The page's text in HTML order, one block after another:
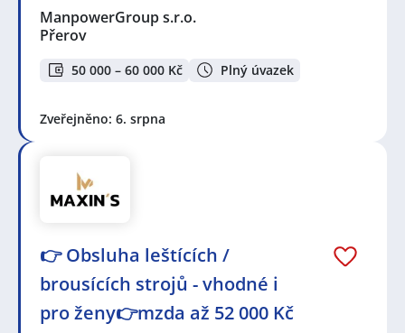
ManpowerGroup s.r.o.
Přerov
50 000 – 60 000 Kč Plný úvazek
Zveřejněno: 6. srpna
👉 Obsluha leštících /
brousících strojů - vhodné i
pro ženy👉mzda až 52 000 Kč